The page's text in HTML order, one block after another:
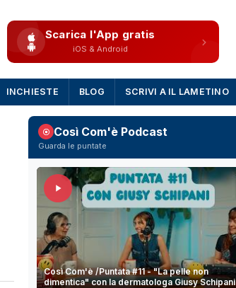
Scarica l'App gratis
iOS & Android
INCHIESTE BLOG SCRIVI A IL LAMETINO
Così Com'è Podcast
Guarda le puntate
Così Com'è /Puntata #11 - "La pelle non
dimentica" con la dermatologa Giusy Schipani